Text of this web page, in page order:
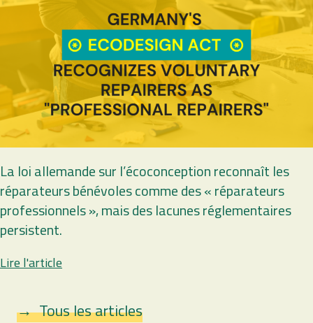
La loi allemande sur l’écoconception reconnaît les
réparateurs bénévoles comme des « réparateurs
professionnels », mais des lacunes réglementaires
persistent.
Lire l'article
Tous les articles